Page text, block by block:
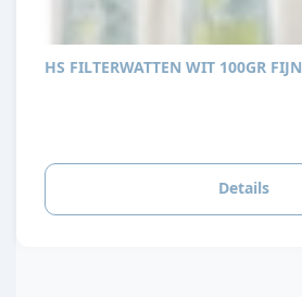
HS FILTERWATTEN WIT 100GR FIJN
Details